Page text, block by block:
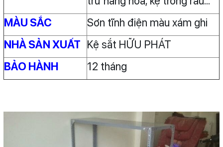
MÀU SẮC
Sơn tĩnh điện màu xám ghi
NHÀ SẢN XUẤT Kệ sắt HỮU PHÁT
BẢO HÀNH
12 tháng